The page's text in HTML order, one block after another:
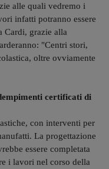
alle quali vedremo i
infatti potranno essere
Cardi, grazie alla
"Centri stori,
oltre ovviamente
certificati di
con interventi per
La progettazione
essere completata
i lavori nel corso della